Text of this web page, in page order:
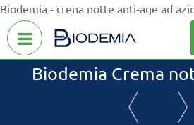
Biodemia - crena notte anti-age ad
Open menu
Biodemia Crema